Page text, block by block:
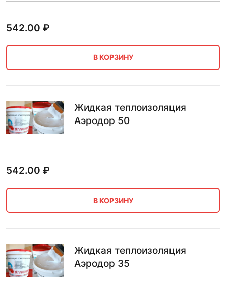
542.00 ₽
В КОРЗИНУ
Жидкая теплоизоляция
Аэродор 50
542.00 ₽
В КОРЗИНУ
Жидкая теплоизоляция
Аэродор 35